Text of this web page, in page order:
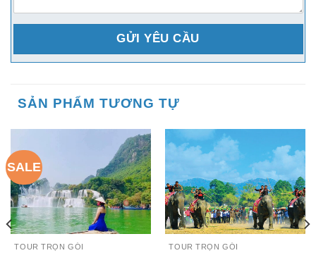
SẢN PHẨM TƯƠNG TỰ
SALE
TOUR TRỌN GÓI TOUR TRỌN GÓI